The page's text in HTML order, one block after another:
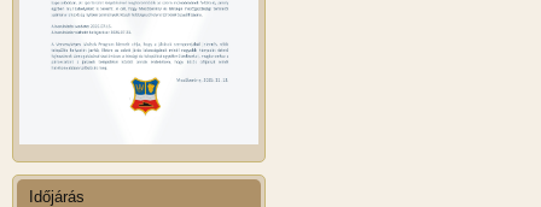
Időjárás